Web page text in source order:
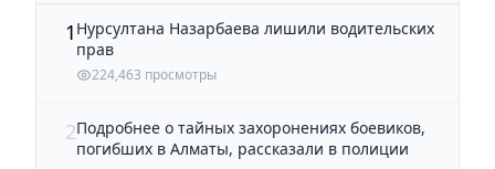
1 Нурсултана Назарбаева лишили водительских
прав
224,463 просмотры
2Подробнее о тайных захоронениях боевиков,
погибших в Алматы, рассказали в полиции